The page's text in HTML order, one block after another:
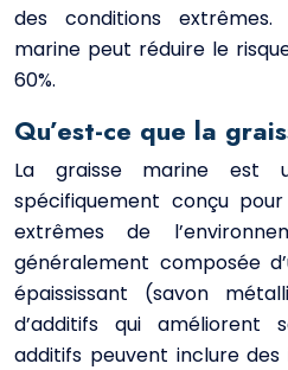
des conditions extrêmes.
marine peut réduire le
60%.
Qu’est-ce que la
La graisse marine est
spécifiquement conçu
extrêmes de
généralement composée
épaississant (savon
d’additifs qui améliorent
additifs peuvent inclure